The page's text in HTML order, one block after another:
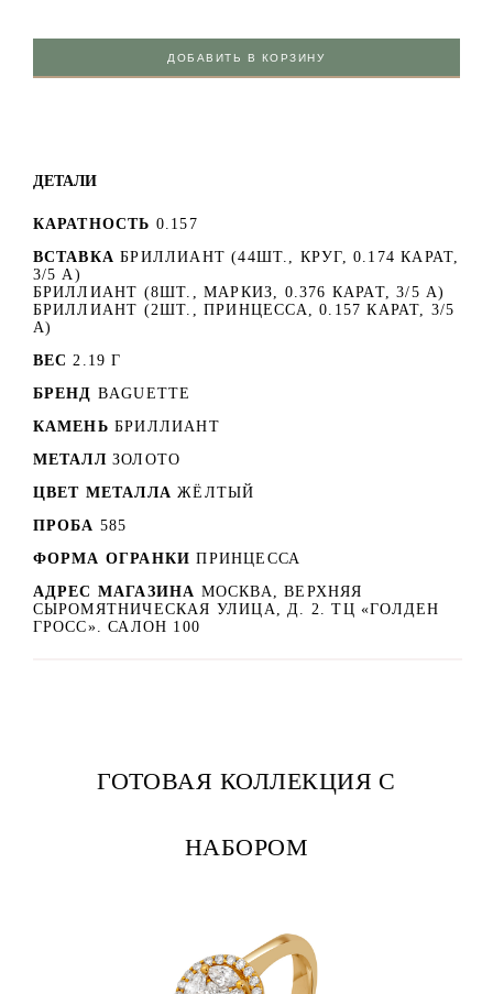
ДОБАВИТЬ В КОРЗИНУ
ДЕТАЛИ
КАРАТНОСТЬ 0.157
ВСТАВКА БРИЛЛИАНТ (44ШТ., КРУГ, 0.174 КАРАТ,
3/5 А)
БРИЛЛИАНТ (8ШТ., МАРКИЗ, 0.376 КАРАТ, 3/5 А)
БРИЛЛИАНТ (2ШТ., ПРИНЦЕССА, 0.157 КАРАТ, 3/5
А)
ВЕС 2.19 Г
БРЕНД BAGUETTE
КАМЕНЬ БРИЛЛИАНТ
МЕТАЛЛ ЗОЛОТО
ЦВЕТ МЕТАЛЛА ЖЁЛТЫЙ
ПРОБА 585
ФОРМА ОГРАНКИ ПРИНЦЕССА
АДРЕС МАГАЗИНА МОСКВА, ВЕРХНЯЯ
СЫРОМЯТНИЧЕСКАЯ УЛИЦА, Д. 2. ТЦ «ГОЛДЕН
ГРОСС». САЛОН 100
ГОТОВАЯ КОЛЛЕКЦИЯ С
НАБОРОМ